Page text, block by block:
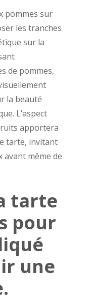
pommes sur
les tranches
sur la
de pommes,
la beauté
L’aspect
apportera
tarte, invitant
avant même de
tarte
pour
une